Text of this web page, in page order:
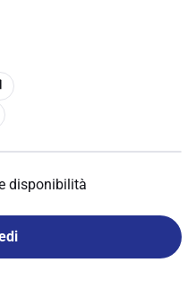
disponibilità